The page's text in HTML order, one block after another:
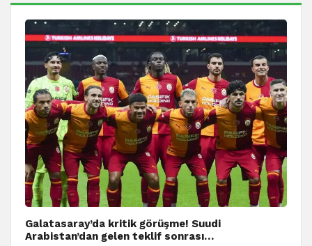
Galatasaray’da kritik görüşme! Suudi
Arabistan’dan gelen teklif sonrası…